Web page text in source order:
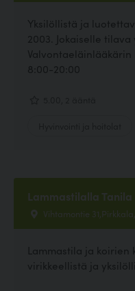
Yksilöllistä ja
2003. Jokaiselle
8:00-20:00
Lammastilalla Tanila
Vihtamontie
Lammastila ja
virikkeellistä ja